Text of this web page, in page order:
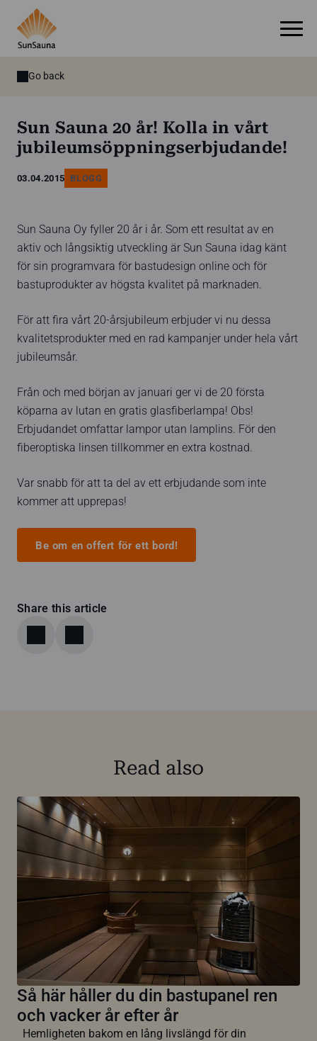
Go back
03.04.2015 BLOGG
Sun Sauna 20 år! Kolla in vårt
jubileumsöppningserbjudande!
Sun Sauna Oy fyller 20 år i år. Som ett resultat av en
aktiv och långsiktig utveckling är Sun Sauna idag känt
för sin programvara för bastudesign online och för
bastuprodukter av högsta kvalitet på marknaden.
För att fira vårt 20-årsjubileum erbjuder vi nu dessa
kvalitetsprodukter med en rad kampanjer under hela vårt
jubileumsår.
Från och med början av januari ger vi de 20 första
köparna av lutan en gratis glasfiberlampa! Obs!
Erbjudandet omfattar lampor utan lamplins. För den
fiberoptiska linsen tillkommer en extra kostnad.
Var snabb för att ta del av ett erbjudande som inte
kommer att upprepas!
Be om en offert för ett bord!
Share this article
Read also
Så här håller du din bastupanel ren
och vacker år efter år
Hemligheten bakom en lång livslängd för din